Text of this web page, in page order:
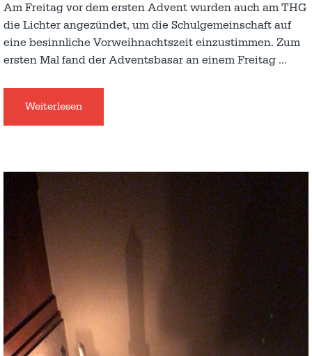
Am Freitag vor dem ersten Advent wurden auch am THG
die Lichter angezündet, um die Schulgemeinschaft auf
eine besinnliche Vorweihnachtszeit einzustimmen. Zum
ersten Mal fand der Adventsbasar an einem Freitag …
Weiterlesen